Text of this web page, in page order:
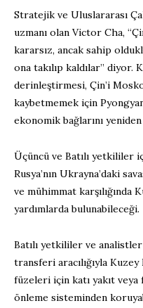
Stratejik ve Uluslararası
uzmanı olan Victor Cha,
kararsız, ancak sahip
ona takılıp kaldılar” diyor.
derinleştirmesi, Çin’i
kaybetmemek için
ekonomik bağlarını
Üçüncü ve Batılı yetkililer
Rusya’nın Ukrayna’daki
ve mühimmat karşılığında
yardımlarda bulunabileceği.
Batılı yetkililer ve analistler
transferi aracılığıyla
füzeleri için katı yakıt
önleme sisteminden